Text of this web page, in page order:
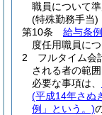
職員について準
(特殊勤務手当)
第10条
給与条
度任用職員に
2
フルタイム会
される者の範
必要な事項は、
(平成14年さぬ
例」という。)